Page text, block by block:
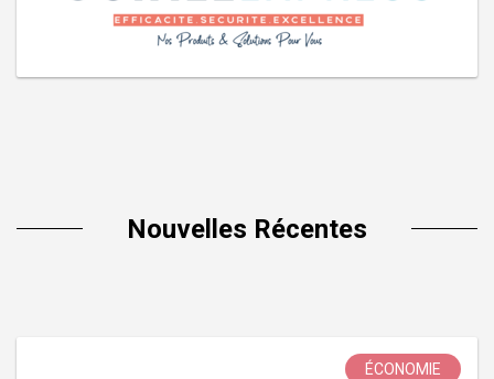
Nouvelles Récentes
ÉCONOMIE